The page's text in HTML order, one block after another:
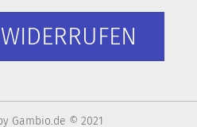
Gambio.de © 2021